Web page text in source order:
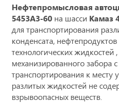
Нефтепромысловая
5453А3-60 на шасси Камаз
для транспортирования
конденсата,
технологических жидкостей
механизированного забора
транспортирования к месту
разлитых жидкостей не
взрывоопасных веществ.